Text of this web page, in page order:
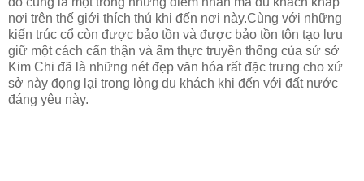
nơi trên thế giới thích thú khi đến nơi này.Cùng với những
kiến trúc cổ còn được bảo tồn và được bảo tồn tôn tạo lưu
giữ một cách cẩn thận và ẩm thực truyền thống của sứ sở
Kim Chi đã là những nét đẹp văn hóa rất đặc trưng cho xứ
sở này đọng lại trong lòng du khách khi đến với đất nước
đáng yêu này.